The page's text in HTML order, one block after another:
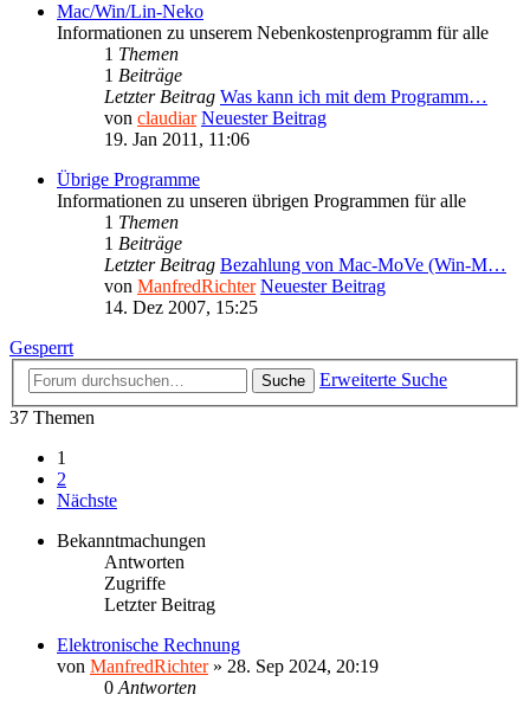
Mac/Win/Lin-Neko
Informationen zu unserem Nebenkostenprogramm für alle
1 Themen
1 Beiträge
Letzter Beitrag Was kann ich mit dem Programm…
von claudiar Neuester Beitrag
19. Jan 2011, 11:06
Übrige Programme
Informationen zu unseren übrigen Programmen für alle
1 Themen
1 Beiträge
Letzter Beitrag Bezahlung von Mac-MoVe (Win-M…
von ManfredRichter Neuester Beitrag
14. Dez 2007, 15:25
Gesperrt
Suche
Erweiterte Suche
37 Themen
1
2
Nächste
Bekanntmachungen
Antworten
Zugriffe
Letzter Beitrag
Elektronische Rechnung
von ManfredRichter» 28. Sep 2024, 20:19
0 Antworten